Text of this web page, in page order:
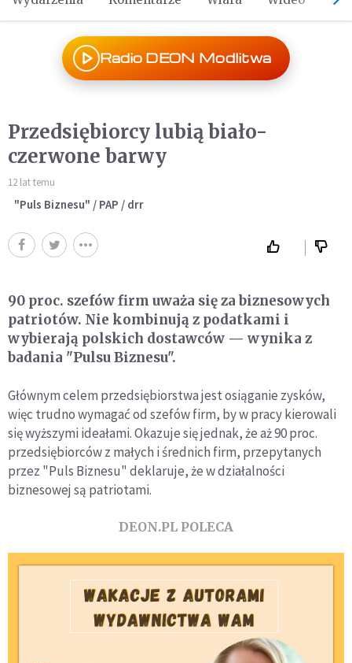
Radio DEON Modlitwa
Przedsiębiorcy lubią biało-
czerwone barwy
12 lat temu
"Puls Biznesu" / PAP / drr
90 proc. szefów firm uważa się za biznesowych
patriotów. Nie kombinują z podatkami i
wybierają polskich dostawców — wynika z
badania "Pulsu Biznesu".
Głównym celem przedsiębiorstwa jest osiąganie zysków,
więc trudno wymagać od szefów firm, by w pracy kierowali
się wyższymi ideałami. Okazuje się jednak, że aż 90 proc.
przedsiębiorców z małych i średnich firm, przepytanych
przez "Puls Biznesu" deklaruje, że w działalności
biznesowej są patriotami.
DEON.PL POLECA